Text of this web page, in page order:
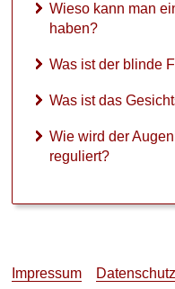
Wieso kann man
haben?
Was ist der blinde
Was ist das
Wie wird der
reguliert?
Impressum Datenschutz
f
e
d
i
e
r
r